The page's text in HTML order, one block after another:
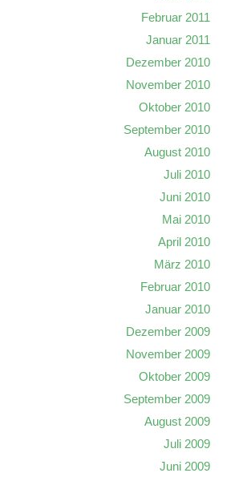
Februar 2011
Januar 2011
Dezember 2010
November 2010
Oktober 2010
September 2010
August 2010
Juli 2010
Juni 2010
Mai 2010
April 2010
März 2010
Februar 2010
Januar 2010
Dezember 2009
November 2009
Oktober 2009
September 2009
August 2009
Juli 2009
Juni 2009